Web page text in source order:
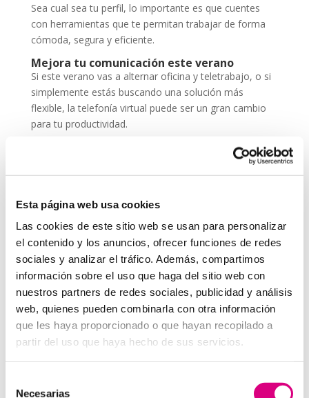
Esta página web usa cookies
Las cookies de este sitio web se usan para personalizar
el contenido y los anuncios, ofrecer funciones de redes
sociales y analizar el tráfico. Además, compartimos
información sobre el uso que haga del sitio web con
nuestros partners de redes sociales, publicidad y análisis
web, quienes pueden combinarla con otra información
que les haya proporcionado o que hayan recopilado a
partir del uso que haya hecho de sus servicios.
Necesarias
Sea cual sea tu perfil, lo importante es que cuentes
con herramientas que te permitan trabajar de forma
cómoda, segura y eficiente.
Mejora tu comunicación este verano
Si este verano vas a alternar oficina y teletrabajo, o si
simplemente estás buscando una solución más
flexible, la telefonía virtual puede ser un gran cambio
para tu productividad.
Recuerda que comunicarte bien es parte esencial de
campaña online.
System Network, tu operadora de telefonía
virtual en España
DesdeTelefonía VirtualNetwork, os invitamos a
que nos permitas estudiar tu caso particular.
Aunque si lo prefieres, puedes enviarnos un correo
electrónico avirtual@networkes.com o llamarnos al
900 800 806.
Tenemos más de15 años de experiencia en
flexibilidad en el aprovisionamiento de servicios, así